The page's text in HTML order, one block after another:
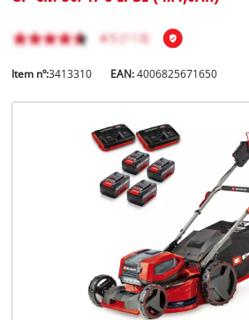
Item nº:3413310 EAN:4006825671650